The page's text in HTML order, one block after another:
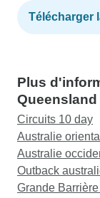
Télécharger
Plus
Queensland
Circuits 10 day
Australie
Australie
Outback
Grande Barrière